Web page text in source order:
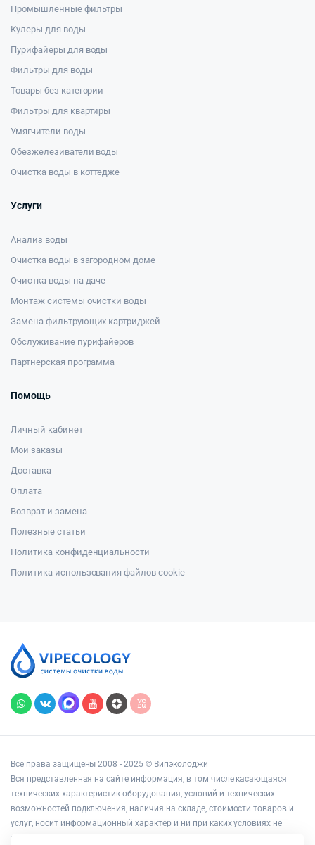
Промышленные фильтры
Кулеры для воды
Пурифайеры для воды
Фильтры для воды
Товары без категории
Фильтры для квартиры
Умягчители воды
Обезжелезиватели воды
Очистка воды в коттедже
Услуги
Анализ воды
Очистка воды в загородном доме
Очистка воды на даче
Монтаж системы очистки воды
Замена фильтрующих картриджей
Обслуживание пурифайеров
Партнерская программа
Помощь
Личный кабинет
Мои заказы
Доставка
Оплата
Возврат и замена
Полезные статьи
Политика конфиденциальности
Политика использования файлов cookie
Все права защищены 2008 - 2025 © Випэколоджи
Вся представленная на сайте информация, в том числе касающаяся
технических характеристик оборудования, условий и технических
возможностей подключения, наличия на складе, стоимости товаров и
услуг, носит информационный характер и ни при каких условиях не
является публичной офертой, определяемой положениями статьи 437